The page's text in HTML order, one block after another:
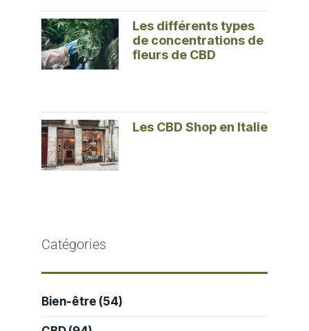
Les différents types
de concentrations de
fleurs de CBD
Les CBD Shop en Italie
Catégories
Bien-être (54)